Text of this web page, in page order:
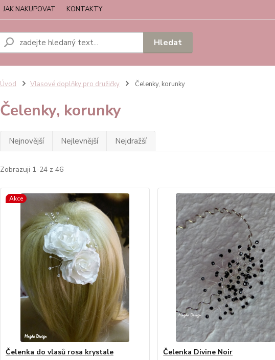
JAK NAKUPOVAT KONTAKTY
Hledat
Úvod Vlasové doplňky pro družičky Čelenky, korunky
Čelenky, korunky
Nejnovější Nejlevnější Nejdražší
Zobrazuji 1-24 z 46
Akce
Čelenka do vlasů rosa krystale
Čelenka Divine Noir